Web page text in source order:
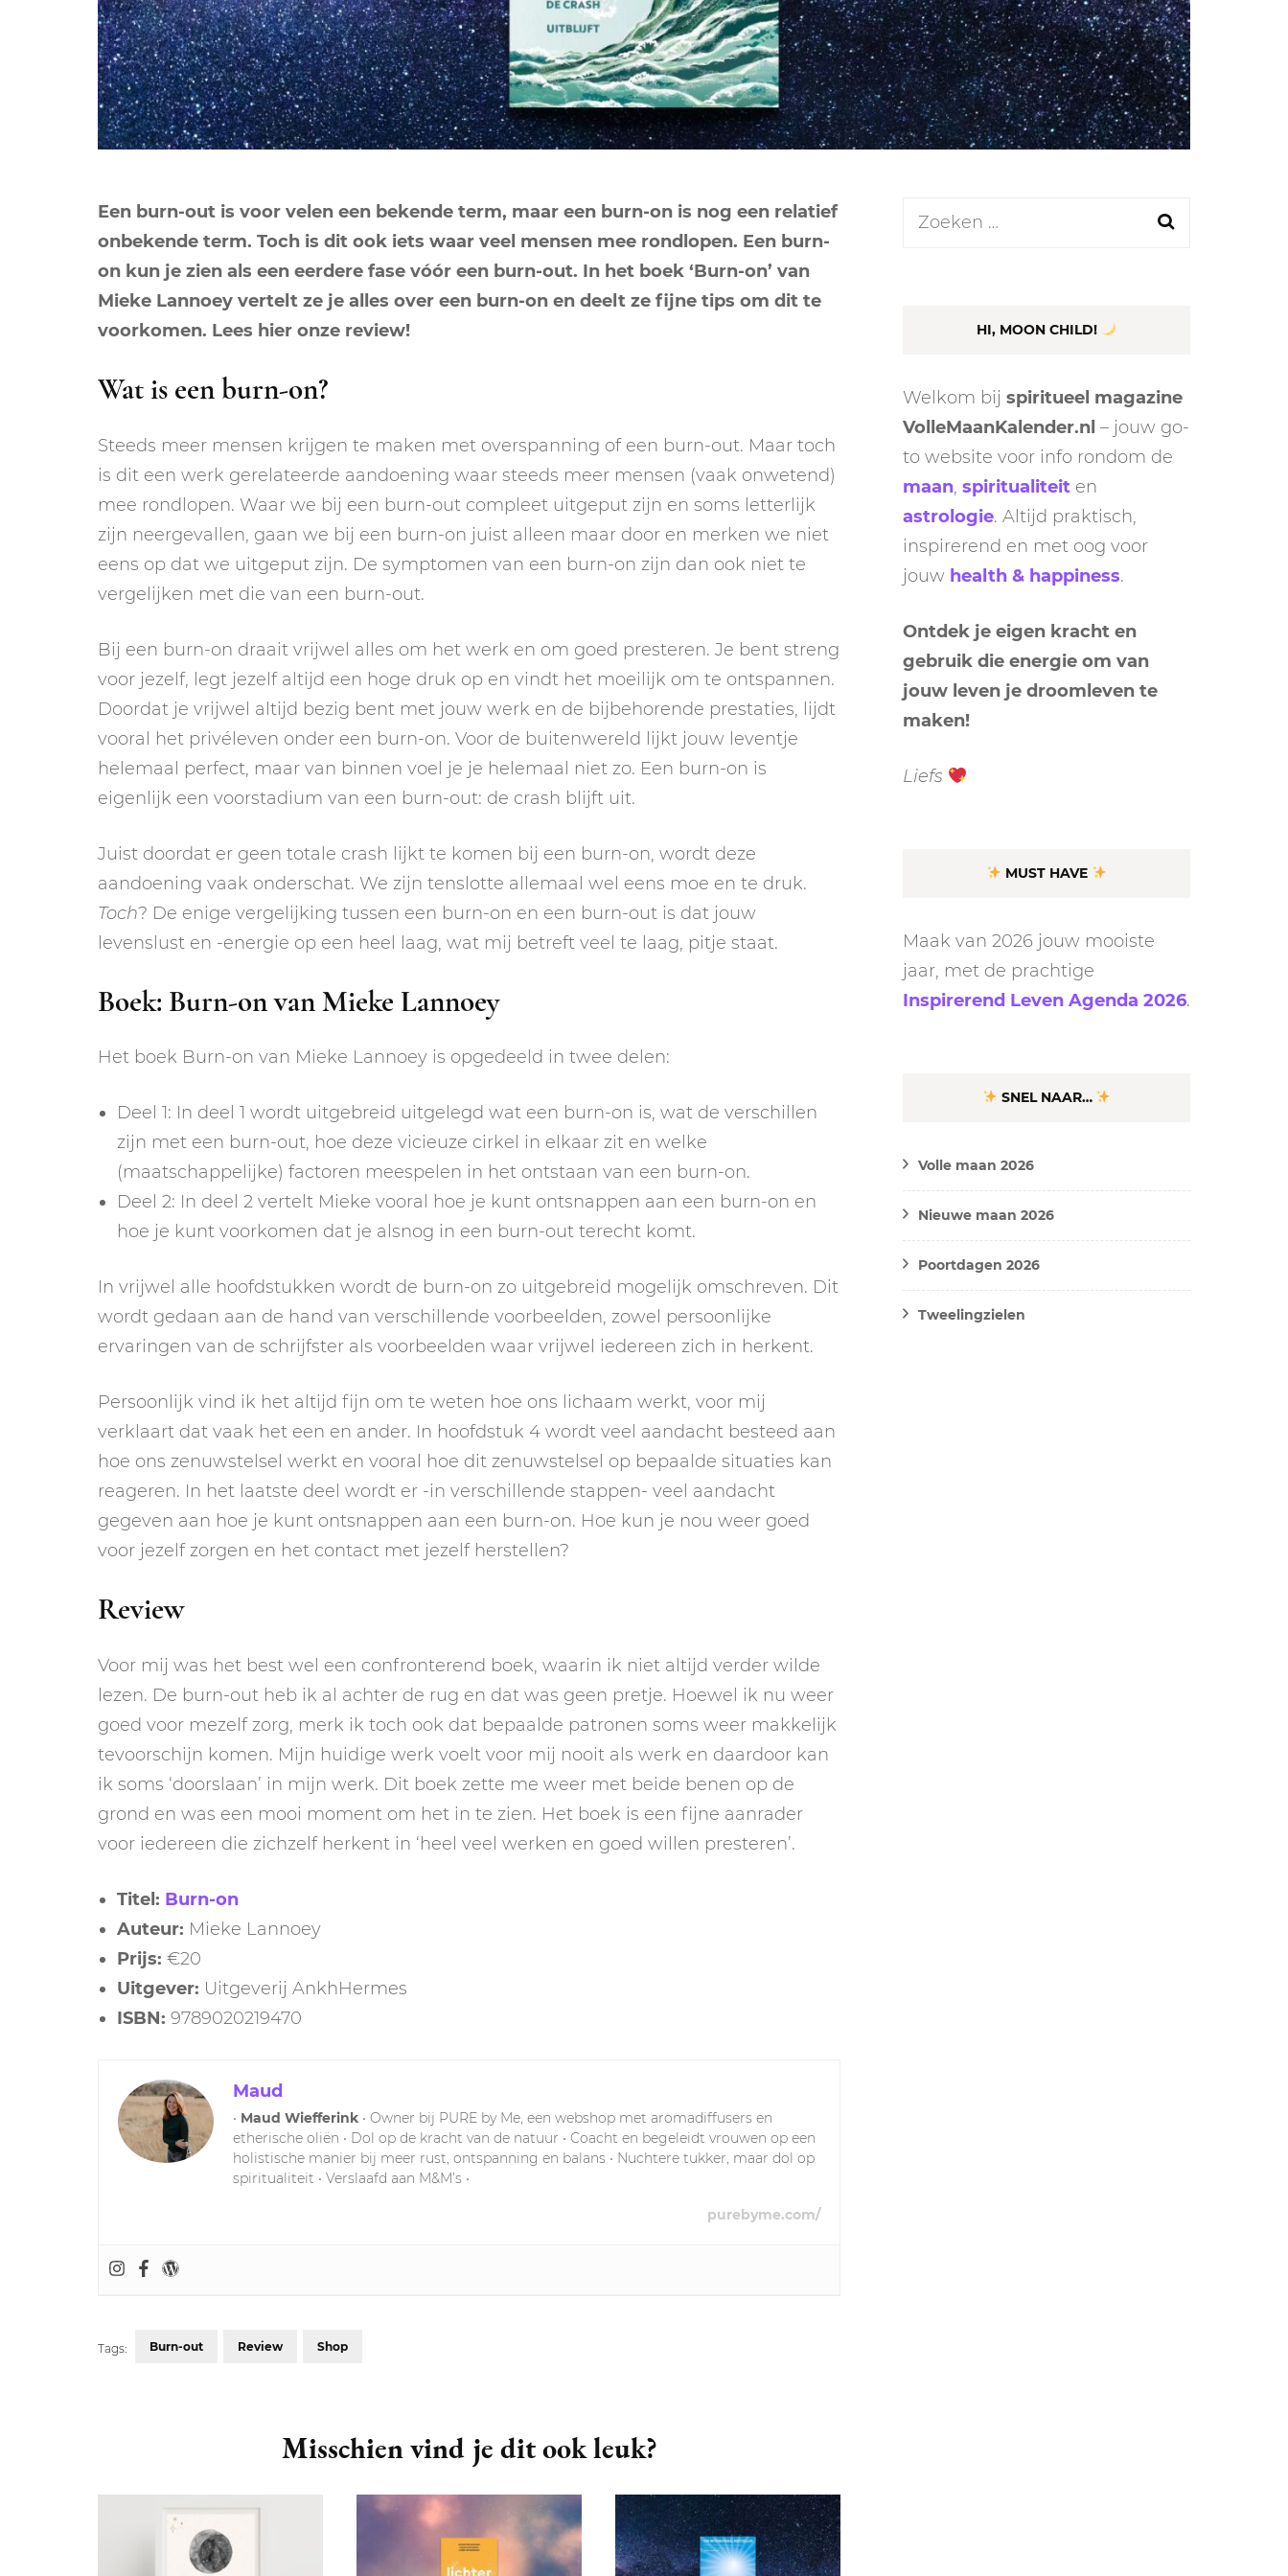
NEGENDE HUIS
TIENDE HUIS
ELFDE HUIS
NEPTUNUS
PLUTO
CHIRON
ORAKEL
RITUELEN
NIEUWE MAAN
RITUELEN
MERCURIUS
RETROGRADE RITUEEL
SPIRIT ANIMALS
Een burn-out is voor velen een bekende term, maar een burn-on is nog een relatief
onbekende term. Toch is dit ook iets waar veel mensen mee rondlopen. Een burn-
on kun je zien als een eerdere fase vóór een burn-out. In het boek ‘Burn-on’ van
Mieke Lannoey vertelt ze je alles over een burn-on en deelt ze fijne tips om dit te
voorkomen. Lees hier onze review!
Wat is een burn-on?
Steeds meer mensen krijgen te maken met overspanning of een burn-out. Maar toch
is dit een werk gerelateerde aandoening waar steeds meer mensen (vaak onwetend)
mee rondlopen. Waar we bij een burn-out compleet uitgeput zijn en soms letterlijk
zijn neergevallen, gaan we bij een burn-on juist alleen maar door en merken we niet
eens op dat we uitgeput zijn. De symptomen van een burn-on zijn dan ook niet te
vergelijken met die van een burn-out.
Bij een burn-on draait vrijwel alles om het werk en om goed presteren. Je bent streng
voor jezelf, legt jezelf altijd een hoge druk op en vindt het moeilijk om te ontspannen.
Doordat je vrijwel altijd bezig bent met jouw werk en de bijbehorende prestaties, lijdt
vooral het privéleven onder een burn-on. Voor de buitenwereld lijkt jouw leventje
helemaal perfect, maar van binnen voel je je helemaal niet zo. Een burn-on is
eigenlijk een voorstadium van een burn-out: de crash blijft uit.
Juist doordat er geen totale crash lijkt te komen bij een burn-on, wordt deze
aandoening vaak onderschat. We zijn tenslotte allemaal wel eens moe en te druk.
Toch? De enige vergelijking tussen een burn-on en een burn-out is dat jouw
levenslust en -energie op een heel laag, wat mij betreft veel te laag, pitje staat.
Boek: Burn-on van Mieke Lannoey
Het boek Burn-on van Mieke Lannoey is opgedeeld in twee delen:
Deel 1: In deel 1 wordt uitgebreid uitgelegd wat een burn-on is, wat de verschillen
zijn met een burn-out, hoe deze vicieuze cirkel in elkaar zit en welke
(maatschappelijke) factoren meespelen in het ontstaan van een burn-on.
Deel 2: In deel 2 vertelt Mieke vooral hoe je kunt ontsnappen aan een burn-on en
hoe je kunt voorkomen dat je alsnog in een burn-out terecht komt.
In vrijwel alle hoofdstukken wordt de burn-on zo uitgebreid mogelijk omschreven. Dit
wordt gedaan aan de hand van verschillende voorbeelden, zowel persoonlijke
ervaringen van de schrijfster als voorbeelden waar vrijwel iedereen zich in herkent.
Persoonlijk vind ik het altijd fijn om te weten hoe ons lichaam werkt, voor mij
verklaart dat vaak het een en ander. In hoofdstuk 4 wordt veel aandacht besteed aan
hoe ons zenuwstelsel werkt en vooral hoe dit zenuwstelsel op bepaalde situaties kan
reageren. In het laatste deel wordt er -in verschillende stappen- veel aandacht
gegeven aan hoe je kunt ontsnappen aan een burn-on. Hoe kun je nou weer goed
voor jezelf zorgen en het contact met jezelf herstellen?
Review
Voor mij was het best wel een confronterend boek, waarin ik niet altijd verder wilde
lezen. De burn-out heb ik al achter de rug en dat was geen pretje. Hoewel ik nu weer
goed voor mezelf zorg, merk ik toch ook dat bepaalde patronen soms weer makkelijk
tevoorschijn komen. Mijn huidige werk voelt voor mij nooit als werk en daardoor kan
ik soms ‘doorslaan’ in mijn werk. Dit boek zette me weer met beide benen op de
grond en was een mooi moment om het in te zien. Het boek is een fijne aanrader
voor iedereen die zichzelf herkent in ‘heel veel werken en goed willen presteren’.
Titel: Burn-on
Auteur: Mieke Lannoey
Prijs: €20
Uitgever: Uitgeverij AnkhHermes
ISBN: 9789020219470
Maud
• Maud Wiefferink • Owner bij PURE by Me, een webshop met aromadiffusers en
etherische oliën • Dol op de kracht van de natuur • Coacht en begeleidt vrouwen op een
holistische manier bij meer rust, ontspanning en balans • Nuchtere tukker, maar dol op
spiritualiteit • Verslaafd aan M&M’s •
purebyme.com/
Tags: Burn-out Review Shop
Misschien vind je dit ook leuk?
Zoeken
HI, MOON CHILD!
Welkom bij spiritueel magazine
VolleMaanKalender.nl – jouw go-
to website voor info rondom de
maan, spiritualiteit en
astrologie. Altijd praktisch,
inspirerend en met oog voor
jouw health & happiness.
Ontdek je eigen kracht en
gebruik die energie om van
jouw leven je droomleven te
maken!
Liefs
MUST HAVE
Maak van 2026 jouw mooiste
jaar, met de prachtige
Inspirerend Leven Agenda 2026.
SNEL NAAR…
Volle maan 2026
Nieuwe maan 2026
Poortdagen 2026
Tweelingzielen